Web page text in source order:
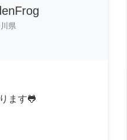
県
ます🐸